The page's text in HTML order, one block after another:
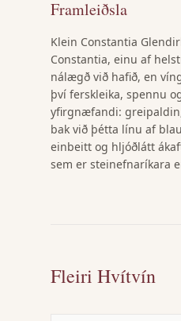
Framleiðsla
Klein Constantia
Constantia, einu af
nálægð við hafið, en
því ferskleika, spennu
yfirgnæfandi:
bak við þétta línu af
einbeitt og hljóðlátt
sem er steinefnaríkara
Fleiri Hvítvín